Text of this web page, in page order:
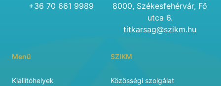
+36 70 661 9989
8000, Székesfehérvár, Fő
utca 6.
titkarsag@szikm.hu
Menü
Kiállítóhelyek
SZIKM
Közösségi szolgálat